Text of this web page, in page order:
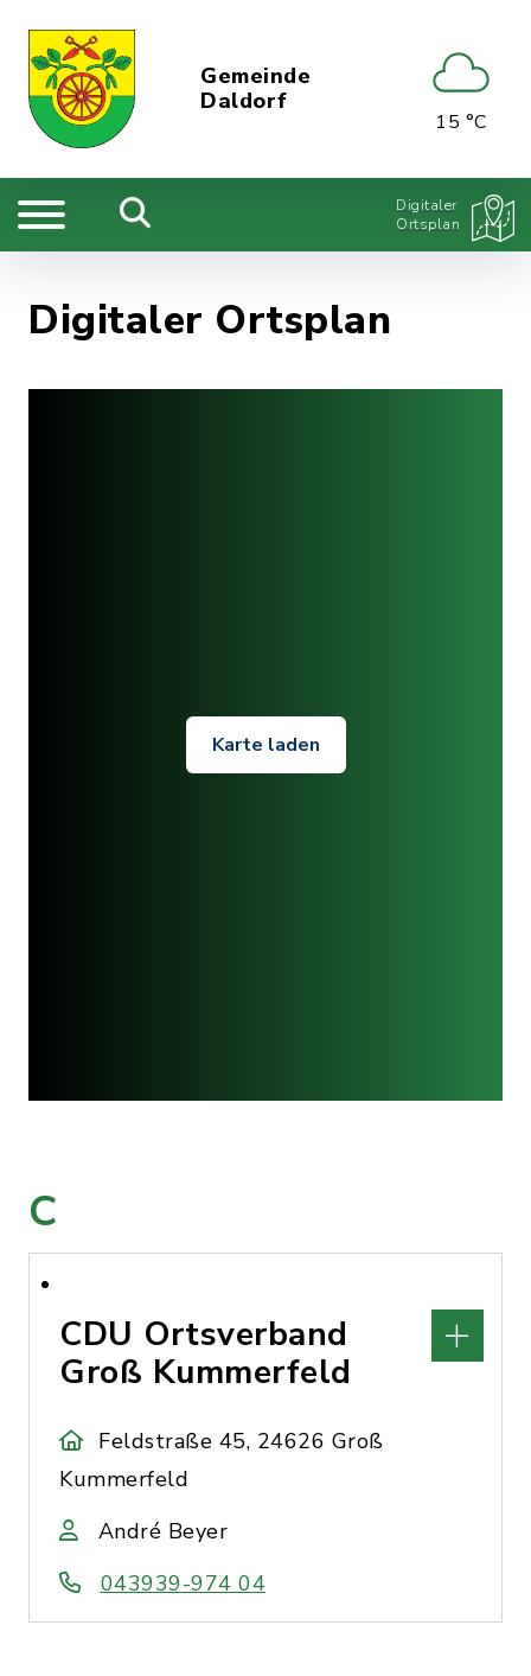
Gemeinde
Daldorf
15 °C
Digitaler
Ortsplan
Digitaler Ortsplan
Karte laden
C
CDU Ortsverband
Groß Kummerfeld
Feldstraße 45, 24626 Groß
Kummerfeld
André Beyer
043939-974 04